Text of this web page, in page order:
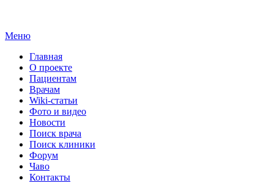
Меню
Главная
О проекте
Пациентам
Врачам
Wiki-статьи
Фото и видео
Новости
Поиск врача
Поиск клиники
Форум
Чаво
Контакты